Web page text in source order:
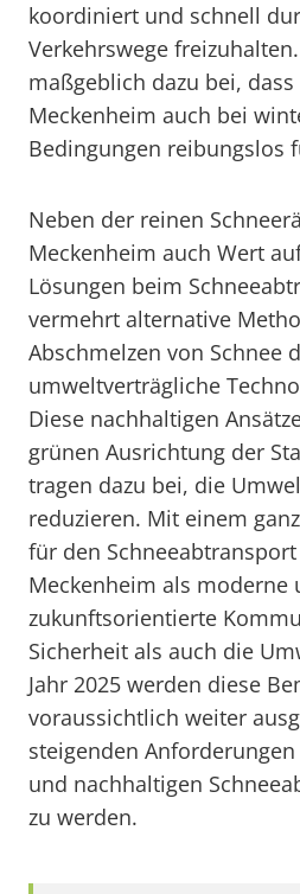
koordiniert und schnell
Verkehrswege
maßgeblich dazu bei,
Meckenheim auch bei
Bedingungen reibungslos
Neben der reinen
Meckenheim auch Wert
Lösungen beim
vermehrt alternative
Abschmelzen von Schnee
umweltverträgliche
Diese nachhaltigen
grünen Ausrichtung der
tragen dazu bei, die
reduzieren. Mit einem
für den
Meckenheim als moderne
zukunftsorientierte
Sicherheit als auch die
Jahr 2025 werden diese
voraussichtlich weiter
steigenden
und nachhaltigen
zu werden.